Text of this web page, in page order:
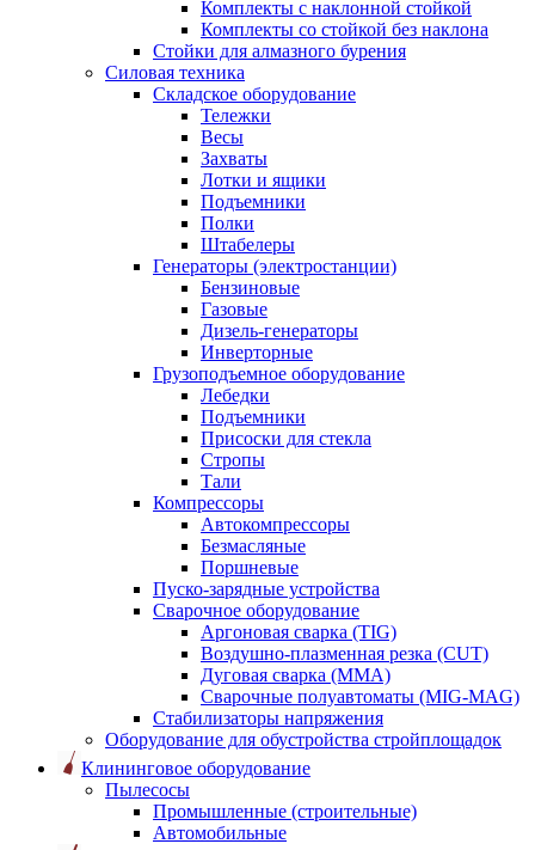
Комплекты с наклонной стойкой
Комплекты со стойкой без наклона
Стойки для алмазного бурения
Силовая техника
Складское оборудование
Тележки
Весы
Захваты
Лотки и ящики
Подъемники
Полки
Штабелеры
Генераторы (электростанции)
Бензиновые
Газовые
Дизель-генераторы
Инверторные
Грузоподъемное оборудование
Лебедки
Подъемники
Присоски для стекла
Стропы
Тали
Компрессоры
Автокомпрессоры
Безмасляные
Поршневые
Пуско-зарядные устройства
Сварочное оборудование
Аргоновая сварка (TIG)
Воздушно-плазменная резка (CUT)
Дуговая сварка (ММА)
Сварочные полуавтоматы (MIG-MAG)
Стабилизаторы напряжения
Оборудование для обустройства стройплощадок
Клининговое оборудование
Пылесосы
Промышленные (строительные)
Автомобильные